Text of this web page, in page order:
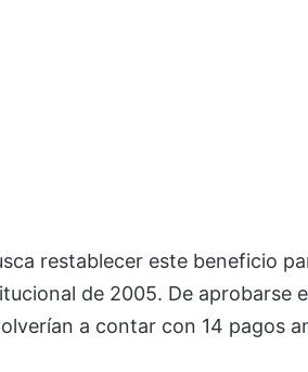
restablecer este beneficio
de 2005. De aprobarse
a contar con 14 pagos